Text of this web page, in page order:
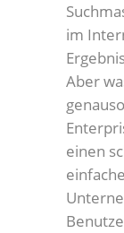
im
Aber
einen